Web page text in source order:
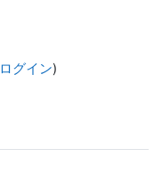
ログイン)